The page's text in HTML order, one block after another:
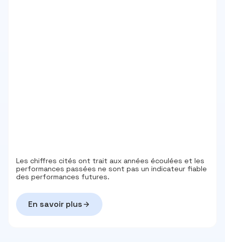
Les chiffres cités ont trait aux années écoulées et les
performances passées ne sont pas un indicateur fiable
des performances futures.
En savoir plus